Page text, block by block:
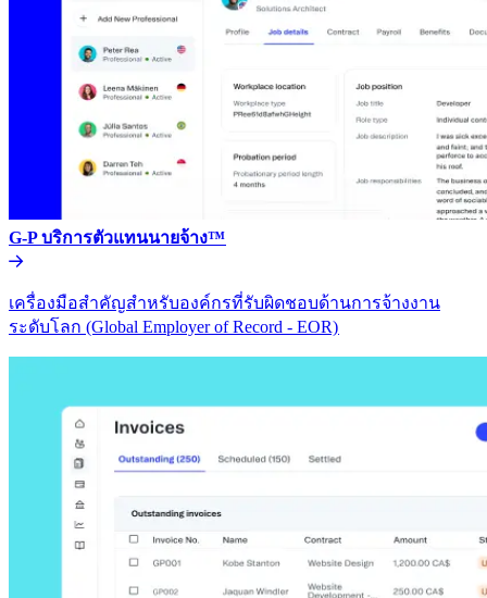
G-P บริการตัวแทนนายจ้าง™​​
เครื่องมือสำคัญสำหรับองค์กรที่รับผิดชอบด้านการจ้างงาน
ระดับโลก (Global Employer of Record - EOR)​​